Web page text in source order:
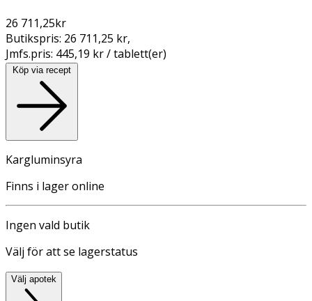
26 711,25kr
Butikspris: 26 711,25 kr,
Jmfs.pris: 445,19 kr / tablett(er)
Köp via recept
Kargluminsyra
Finns i lager online
Ingen vald butik
Välj för att se lagerstatus
Välj apotek